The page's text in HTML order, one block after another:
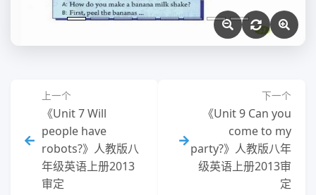
上一个
《Unit 7 Will
people have
robots?》人教版八
年级英语上册2013
审定
下一个
《Unit 9 Can you
come to my
party?》人教版八年
级英语上册2013审
定